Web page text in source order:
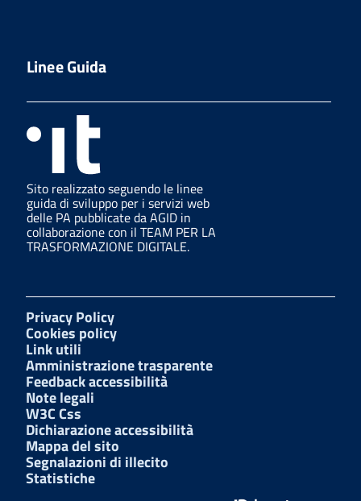
Linee Guida
Sito realizzato seguendo le linee
guida di sviluppo per i servizi web
delle PA pubblicate da AGID in
collaborazione con il TEAM PER LA
TRASFORMAZIONE DIGITALE.
Privacy Policy
Cookies policy
Link utili
Amministrazione trasparente
Feedback accessibilità
Note legali
W3C Css
Dichiarazione accessibilità
Mappa del sito
Segnalazioni di illecito
Statistiche